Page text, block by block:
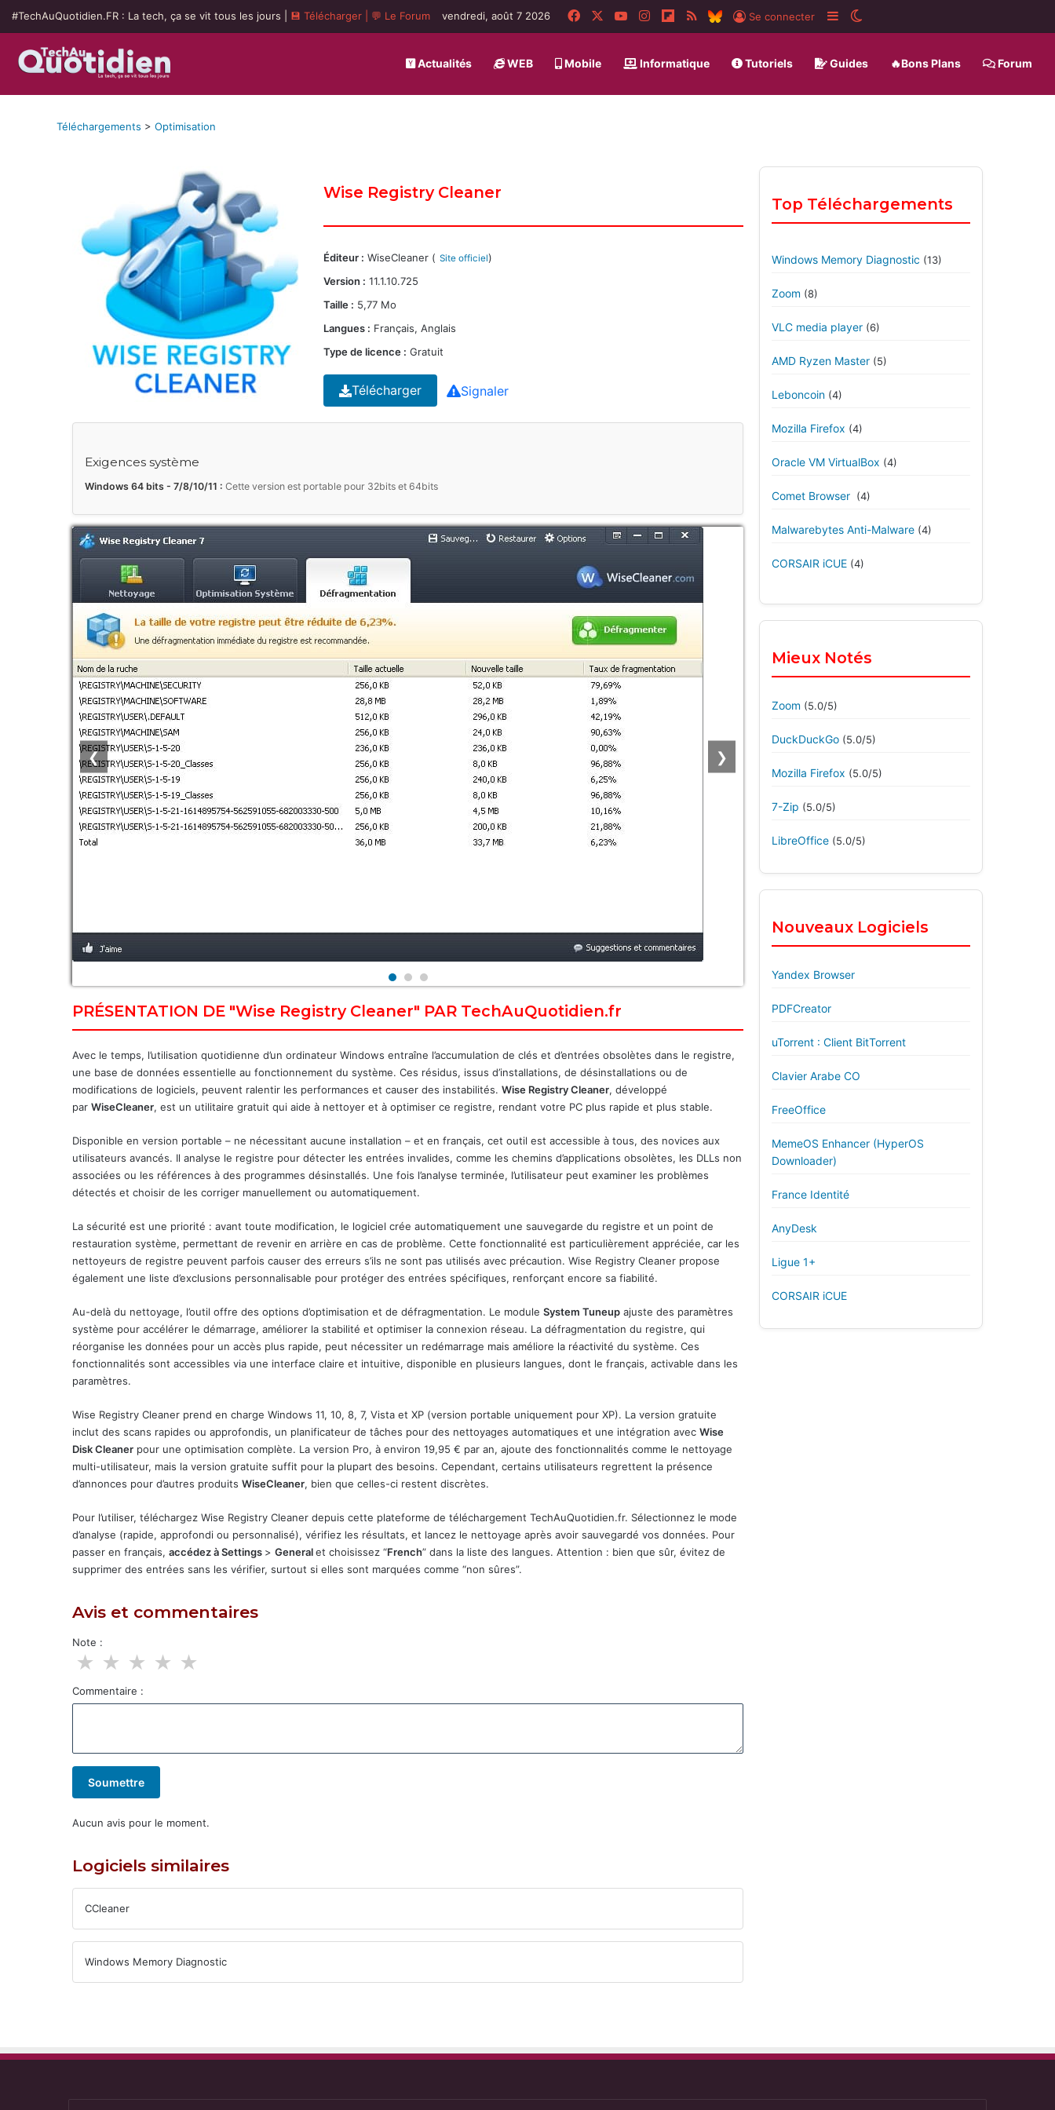
#TechAuQuotidien.FR : La tech, ça se vit tous les jours | 💾 Télécharger 💬 Le Forum vendredi, août 7 2026 FacebookYouTubeInstagramFlipboard
RSS BlueSky
Se connecter Sidebar (barre latérale)
Actualités WEB Mobile Informatique Tutoriels Guides 🔥Bons Plans Forum
Téléchargements > Optimisation
Wise Registry Cleaner
Éditeur : WiseCleaner ( Site officiel)
Version : 11.1.10.725
Taille : 5,77 Mo
Langues : Français, Anglais
Type de licence : Gratuit
Télécharger Signaler
Exigences système
Windows 64 bits - 7/8/10/11 : Cette version est portable pour 32bits et 64bits
❮ ❯
PRÉSENTATION DE "Wise Registry Cleaner" PAR TechAuQuotidien.fr
Avec le temps, l’utilisation quotidienne d’un ordinateur Windows entraîne l’accumulation de clés et d’entrées obsolètes dans le registre,
une base de données essentielle au fonctionnement du système. Ces résidus, issus d’installations, de désinstallations ou de
modifications de logiciels, peuvent ralentir les performances et causer des instabilités. Wise Registry Cleaner, développé
par WiseCleaner, est un utilitaire gratuit qui aide à nettoyer et à optimiser ce registre, rendant votre PC plus rapide et plus stable.
Disponible en version portable – ne nécessitant aucune installation – et en français, cet outil est accessible à tous, des novices aux
utilisateurs avancés. Il analyse le registre pour détecter les entrées invalides, comme les chemins d’applications obsolètes, les DLLs non
associées ou les références à des programmes désinstallés. Une fois l’analyse terminée, l’utilisateur peut examiner les problèmes
détectés et choisir de les corriger manuellement ou automatiquement.
La sécurité est une priorité : avant toute modification, le logiciel crée automatiquement une sauvegarde du registre et un point de
restauration système, permettant de revenir en arrière en cas de problème. Cette fonctionnalité est particulièrement appréciée, car les
nettoyeurs de registre peuvent parfois causer des erreurs s’ils ne sont pas utilisés avec précaution. Wise Registry Cleaner propose
également une liste d’exclusions personnalisable pour protéger des entrées spécifiques, renforçant encore sa fiabilité.
Au-delà du nettoyage, l’outil offre des options d’optimisation et de défragmentation. Le module System Tuneup ajuste des paramètres
système pour accélérer le démarrage, améliorer la stabilité et optimiser la connexion réseau. La défragmentation du registre, qui
réorganise les données pour un accès plus rapide, peut nécessiter un redémarrage mais améliore la réactivité du système. Ces
fonctionnalités sont accessibles via une interface claire et intuitive, disponible en plusieurs langues, dont le français, activable dans les
paramètres.
Wise Registry Cleaner prend en charge Windows 11, 10, 8, 7, Vista et XP (version portable uniquement pour XP). La version gratuite
inclut des scans rapides ou approfondis, un planificateur de tâches pour des nettoyages automatiques et une intégration avec Wise
Disk Cleaner pour une optimisation complète. La version Pro, à environ 19,95 € par an, ajoute des fonctionnalités comme le nettoyage
multi-utilisateur, mais la version gratuite suffit pour la plupart des besoins. Cependant, certains utilisateurs regrettent la présence
d’annonces pour d’autres produits WiseCleaner, bien que celles-ci restent discrètes.
Pour l’utiliser, téléchargez Wise Registry Cleaner depuis cette plateforme de téléchargement TechAuQuotidien.fr. Sélectionnez le mode
d’analyse (rapide, approfondi ou personnalisé), vérifiez les résultats, et lancez le nettoyage après avoir sauvegardé vos données. Pour
passer en français, accédez à Settings > Generalet choisissez “French” dans la liste des langues. Attention : bien que sûr, évitez de
supprimer des entrées sans les vérifier, surtout si elles sont marquées comme “non sûres”.
Avis et commentaires
Note :
★
★
★
★
★
Commentaire :
Soumettre
Aucun avis pour le moment.
Logiciels similaires
CCleaner
Windows Memory Diagnostic
Top Téléchargements
Windows Memory Diagnostic (13)
Zoom (8)
VLC media player (6)
AMD Ryzen Master (5)
Leboncoin (4)
Mozilla Firefox (4)
Oracle VM VirtualBox (4)
Comet Browser (4)
Malwarebytes Anti-Malware (4)
CORSAIR iCUE (4)
Mieux Notés
Zoom (5.0/5)
DuckDuckGo (5.0/5)
Mozilla Firefox (5.0/5)
7-Zip (5.0/5)
LibreOffice (5.0/5)
Nouveaux Logiciels
Yandex Browser
PDFCreator
uTorrent : Client BitTorrent
Clavier Arabe CO
FreeOffice
MemeOS Enhancer (HyperOS
Downloader)
France Identité
AnyDesk
Ligue 1+
CORSAIR iCUE